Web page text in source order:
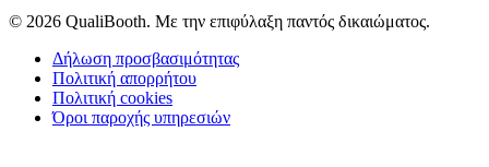
© 2026 QualiBooth. Με την επιφύλαξη παντός δικαιώματος.
Δήλωση προσβασιμότητας
Πολιτική απορρήτου
Πολιτική cookies
Όροι παροχής υπηρεσιών